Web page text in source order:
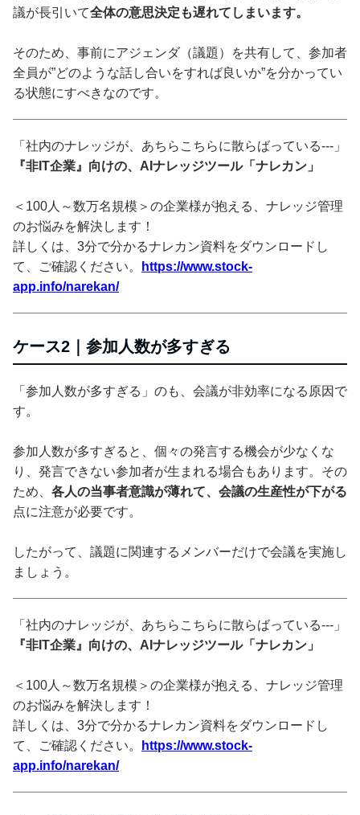
議が長引いて全体の意思決定も遅れてしまいます。
そのため、事前にアジェンダ（議題）を共有して、参加者
全員が”どのような話し合いをすれば良いか”を分かってい
る状態にすべきなのです。
「社内のナレッジが、あちらこちらに散らばっている---」
『非IT企業』向けの、AIナレッジツール「ナレカン」
＜100人～数万名規模＞の企業様が抱える、ナレッジ管理
のお悩みを解決します！
詳しくは、3分で分かるナレカン資料をダウンロードし
て、ご確認ください。
https://www.stock-
app.info/narekan/
ケース2｜参加人数が多すぎる
「参加人数が多すぎる」のも、会議が非効率になる原因で
す。
参加人数が多すぎると、個々の発言する機会が少なくな
り、発言できない参加者が生まれる場合もあります。その
ため、 各人の当事者意識が薄れて、会議の生産性が下がる
点に注意が必要です。
したがって、議題に関連するメンバーだけで会議を実施し
ましょう。
「社内のナレッジが、あちらこちらに散らばっている---」
『非IT企業』向けの、AIナレッジツール「ナレカン」
＜100人～数万名規模＞の企業様が抱える、ナレッジ管理
のお悩みを解決します！
詳しくは、3分で分かるナレカン資料をダウンロードし
て、ご確認ください。
https://www.stock-
app.info/narekan/